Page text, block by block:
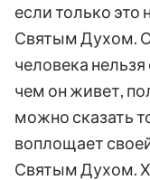
если только это
Святым Духом.
человека нельзя
чем он живет,
можно сказать
воплощает
Святым Духом.